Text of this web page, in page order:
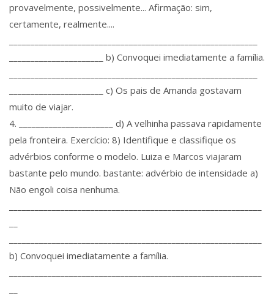
provavelmente, possivelmente... Afirmação: sim,
certamente, realmente....
______________________ b) Convoquei imediatamente a família.
______________________ c) Os pais de Amanda gostavam
muito de viajar.
4. ______________________ d) A velhinha passava rapidamente
pela fronteira. Exercício: 8) Identifique e classifique os
advérbios conforme o modelo. Luiza e Marcos viajaram
bastante pelo mundo. bastante: advérbio de intensidade a)
Não engoli coisa nenhuma.
b) Convoquei imediatamente a família.